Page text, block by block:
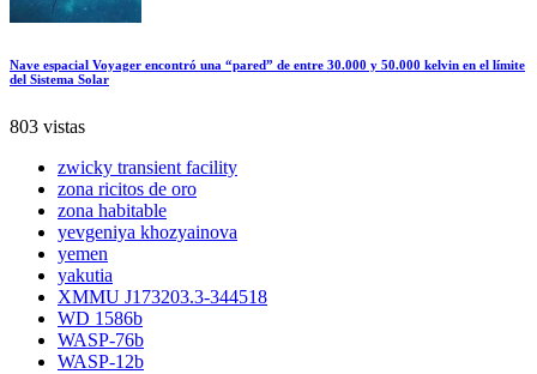
Nave espacial Voyager encontró una “pared” de entre 30.000 y 50.000 kelvin en el límite
del Sistema Solar
803 vistas
zwicky transient facility
zona ricitos de oro
zona habitable
yevgeniya khozyainova
yemen
yakutia
XMMU J173203.3-344518
WD 1586b
WASP-76b
WASP-12b